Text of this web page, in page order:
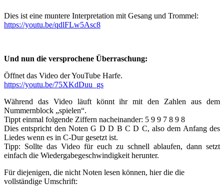
Dies ist eine muntere Interpretation mit Gesang und Trommel:
https://youtu.be/qdlFLw5Asc8
Und nun die versprochene Überraschung:
Öffnet das Video der YouTube Harfe.
https://youtu.be/75XKdDuu_gs
Während das Video läuft könnt ihr mit den Zahlen aus dem
Nummernblock „spielen“.
Tippt einmal folgende Ziffern nacheinander: 5 9 9 7 8 9 8
Dies entspricht den Noten G D D B C D C, also dem Anfang des
Liedes wenn es in C-Dur gesetzt ist.
Tipp: Sollte das Video für euch zu schnell ablaufen, dann setzt
einfach die Wiedergabegeschwindigkeit herunter.
Für diejenigen, die nicht Noten lesen können, hier die die
vollständige Umschrift: